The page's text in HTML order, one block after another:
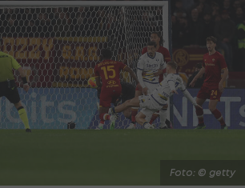
Foto: © getty